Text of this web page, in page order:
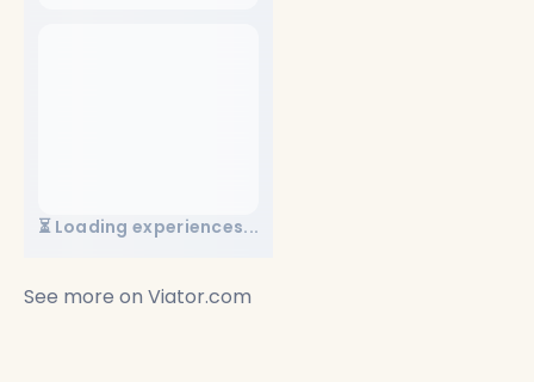
⏳ Loading experiences...
See more on Viator.com